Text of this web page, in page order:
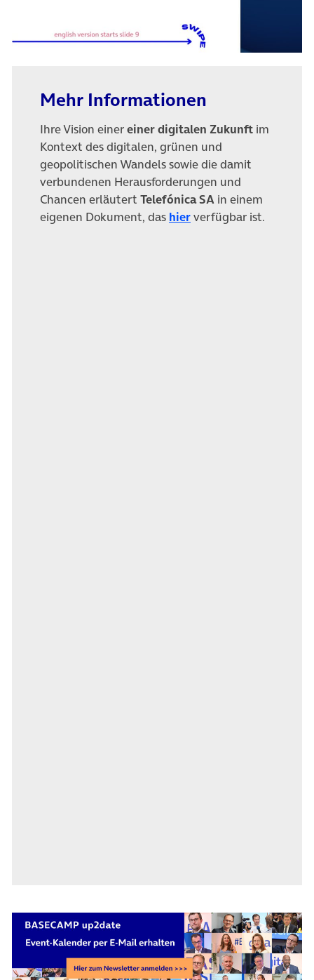
Mehr Informationen
Ihre Vision einereiner digitalen Zukunft im
Kontext des digitalen, grünen und
geopolitischen Wandels sowie die damit
verbundenen Herausforderungen und
Chancen erläutert Telefónica SA in einem
eigenen Dokument, das hier(öffnet in neuem Tab)
verfügbar ist.